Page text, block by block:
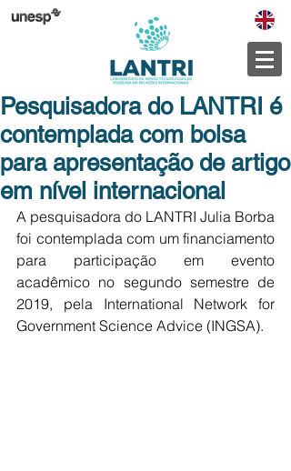
Pesquisadora do LANTRI é
contemplada com bolsa
para apresentação de artigo
em nível internacional
A pesquisadora do LANTRI Julia Borba
foi contemplada com um financiamento
para participação em evento
acadêmico no segundo semestre de
2019, pela International Network for
Government Science Advice (INGSA).